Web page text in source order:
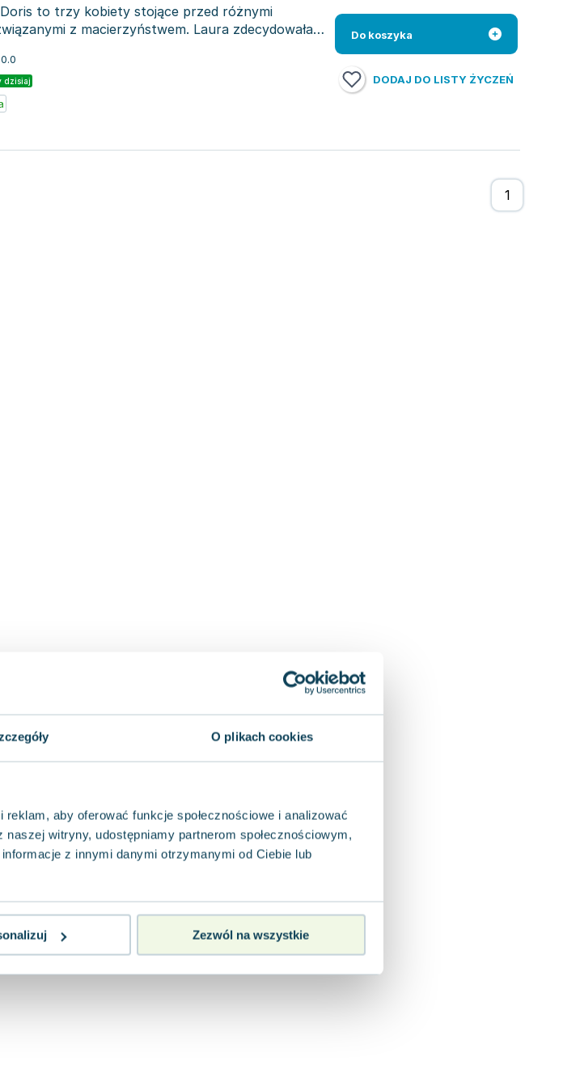
O plikach cookies
aby oferować funkcje społecznościowe i analizować
witryny, udostępniamy partnerom społecznościowym,
z innymi danymi otrzymanymi od Ciebie lub
Zezwól na wszystkie
to trzy kobiety stojące przed różnymi
z macierzyństwem. Laura zdecydowała,
0.0
dzisiaj
Do koszyka
DODAJ DO LISTY ŻYCZEŃ